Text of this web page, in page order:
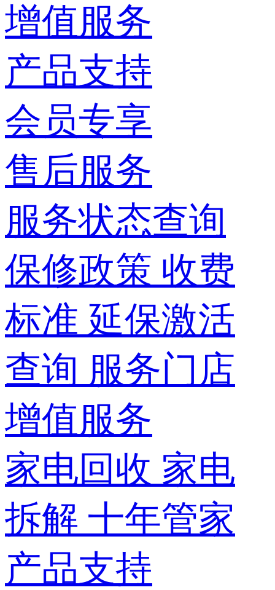
增值服务
产品支持
会员专享
售后服务
服务状态查询
保修政策 收费
标准 延保激活
查询 服务门店
增值服务
家电回收 家电
拆解 十年管家
产品支持